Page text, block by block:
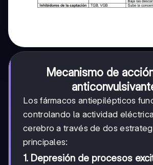
Mecanismo de
Los fármacos antiepilépticos
controlando la actividad
cerebro a través de dos
principales:
1. Depresión de procesos